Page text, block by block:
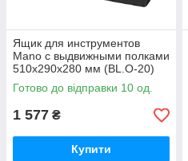
Ящик для инструментов
Mano с выдвижными полками
510x290x280 мм (BL.O-20)
Готово до відправки 10 од.
1 577 ₴
Купити